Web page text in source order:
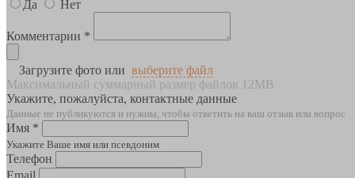
Да
Нет
Комментарии *
Загрузите фото или выберите файл
Максимальный суммарный размер файлов 12MB
Укажите, пожалуйста, контактные данные
Данные не публикуются и нужны, чтобы ответить на ваш отзыв или вопрос
Имя *
Укажите Ваше имя или псевдоним
Телефон
Email